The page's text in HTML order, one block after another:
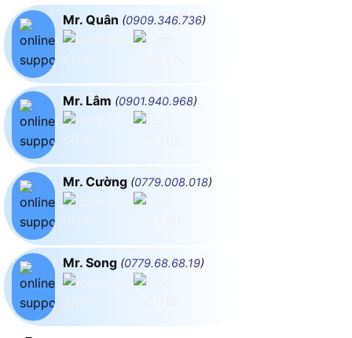
Mr. Quân (0909.346.736)
Mr. Lâm (0901.940.968)
Mr. Cường (0779.008.018)
Mr. Song (0779.68.68.19)